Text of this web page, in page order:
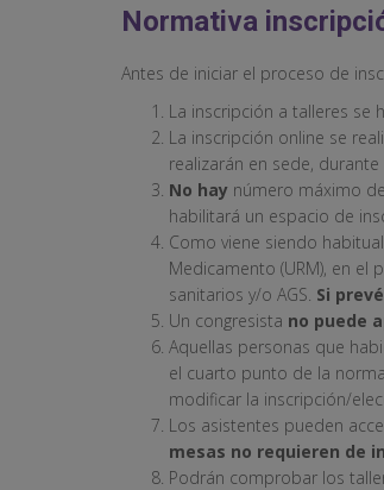
Normativa
Antes de iniciar el proceso de
La inscripción a talleres se
La inscripción online se
realizarán en sede, durante
No hay número máximo
habilitará un espacio de
Como viene siendo
Medicamento (URM), en
sanitarios y/o AGS. Si
Un congresista no puede
Aquellas personas que
el cuarto punto de la
modificar la inscripción/
Los asistentes pueden
mesas no requieren de
Podrán comprobar los